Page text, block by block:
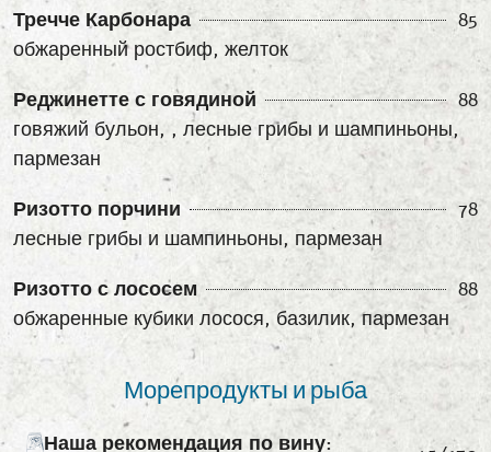
Тречче Карбонара
85
обжаренный ростбиф, желток
Реджинетте с говядиной
88
говяжий бульон, , лесные грибы и шампиньоны,
пармезан
Ризотто порчини
78
лесные грибы и шампиньоны, пармезан
Ризотто с лососем
88
обжаренные кубики лосося, базилик, пармезан
Морепродукты и рыба
Наша рекомендация по вину: